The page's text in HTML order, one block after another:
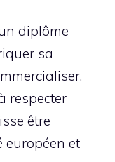
diplôme
sa
respecter
être
européen et